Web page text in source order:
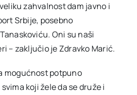
zahvalnost dam javno i
Srbije, posebno
Oni su naši
– zaključio je Zdravko Marić.
mogućnost potpuno
koji žele da se druže i